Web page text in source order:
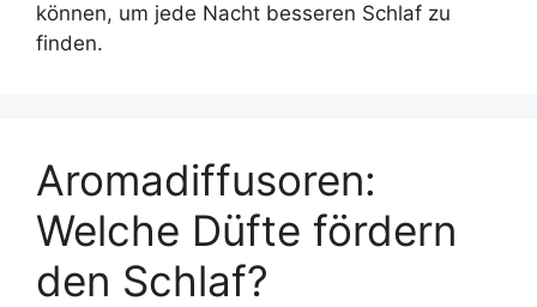
können, um jede Nacht besseren Schlaf zu
finden.
Aromadiffusoren:
Welche Düfte fördern
den Schlaf?